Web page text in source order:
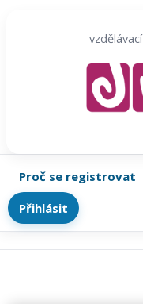
Proč se registrovat
Přihlásit